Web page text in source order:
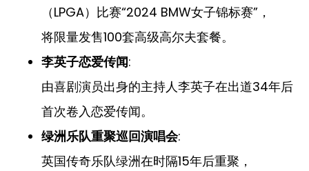
（LPGA）比赛“2024 BMW女子锦标赛”，
将限量发售100套高级高尔夫套餐。
李英子恋爱传闻 :
由喜剧演员出身的主持人李英子在出道34年后
首次卷入恋爱传闻。
绿洲乐队重聚巡回演唱会:
英国传奇乐队绿洲在时隔15年后重聚，